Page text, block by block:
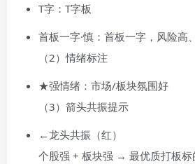
T字：T字板
首板一字·慎：首板一字，风险高
（2）情绪标注
★强情绪：市场/板块氛围好
（3）箭头共振提示
←龙头共振（红）
个股强 + 板块强 → 最优质打板标